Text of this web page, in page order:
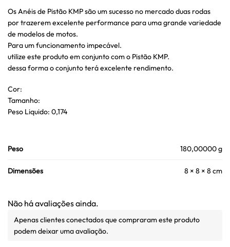
Os Anéis de Pistão KMP são um sucesso no mercado duas rodas
por trazerem excelente performance para uma grande variedade
de modelos de motos.
Para um funcionamento impecável.
utilize este produto em conjunto com o Pistão KMP.
dessa forma o conjunto terá excelente rendimento.
Cor:
Tamanho:
Peso Liquido: 0,174
Peso 180,00000 g
Dimensões 8 × 8 × 8 cm
Não há avaliações ainda.
Apenas clientes conectados que compraram este produto
podem deixar uma avaliação.